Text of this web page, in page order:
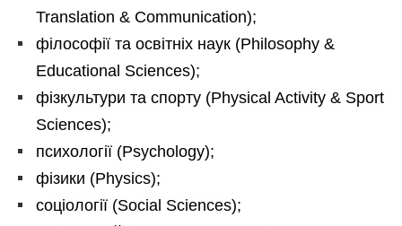
Translation & Communication);
філософії та освітніх наук (Philosophy &
Educational Sciences);
фізкультури та спорту (Physical Activity & Sport
Sciences);
психології (Psychology);
фізики (Physics);
соціології (Social Sciences);